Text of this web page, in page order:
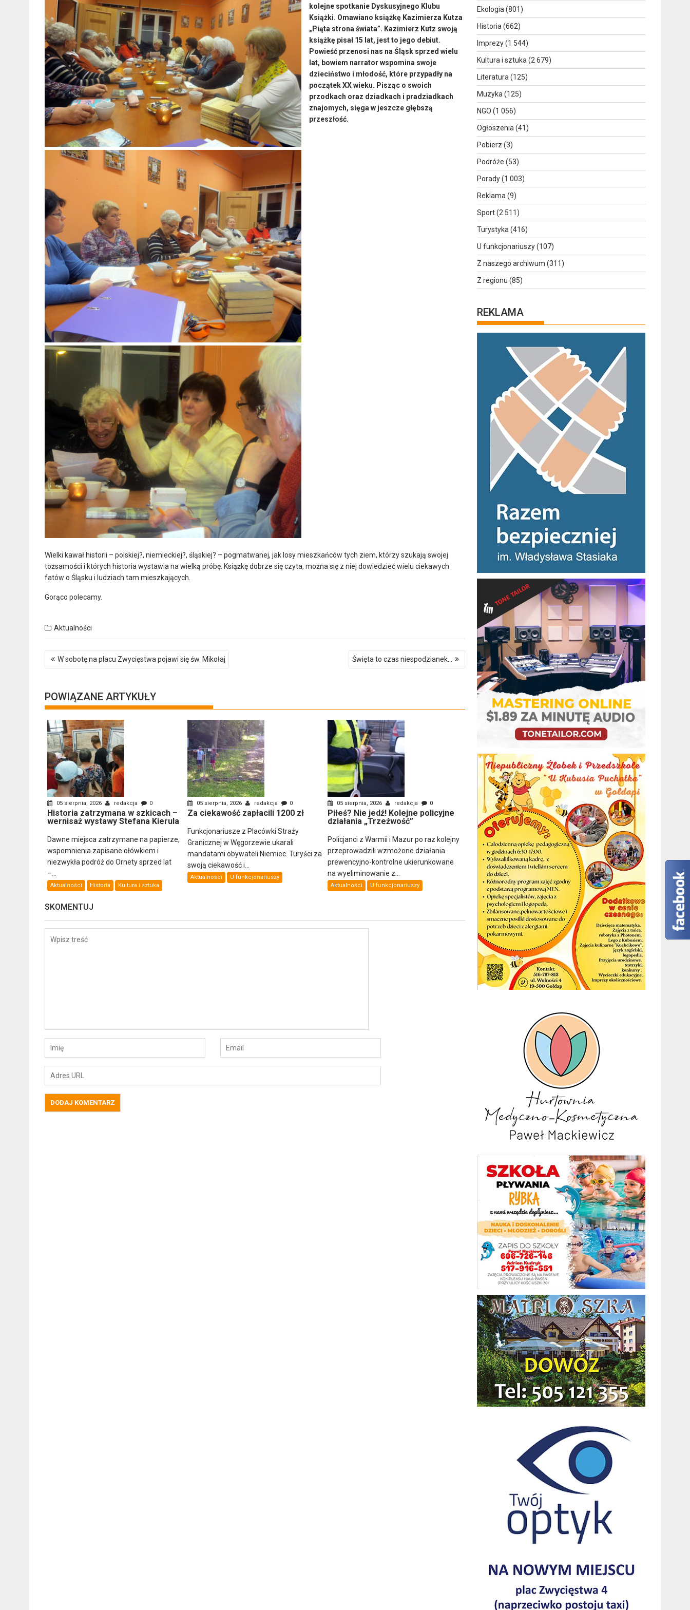
kolejne spotkanie Dyskusyjnego Klubu
Książki. Omawiano książkę Kazimierza Kutza
„Piąta strona świata”. Kazimierz Kutz swoją
książkę pisał 15 lat, jest to jego debiut.
Powieść przenosi nas na Śląsk sprzed wielu
lat, bowiem narrator wspomina swoje
dzieciństwo i młodość, które przypadły na
początek XX wieku. Pisząc o swoich
przodkach oraz dziadkach i pradziadkach
znajomych, sięga w jeszcze głębszą
przeszłość.
Wielki kawał historii – polskiej?, niemieckiej?, śląskiej? – pogmatwanej, jak losy mieszkańców tych ziem, którzy szukają swojej
tożsamości i których historia wystawia na wielką próbę. Książkę dobrze się czyta, można się z niej dowiedzieć wielu ciekawych
fatów o Śląsku i ludziach tam mieszkających.
Gorąco polecamy.
Aktualności
Nawigacja
wpisu
W sobotę na placu Zwycięstwa pojawi się św. Mikołaj Święta to czas niespodzianek…
POWIĄZANE ARTYKUŁY
05 sierpnia, 2026 redakcja 0
Historia zatrzymana w szkicach –
wernisaż wystawy Stefana Kierula
Dawne miejsca zatrzymane na papierze,
wspomnienia zapisane ołówkiem i
niezwykła podróż do Ornety sprzed lat
–...
Aktualności Historia Kultura i sztuka
05 sierpnia, 2026 redakcja 0
Za ciekawość zapłacili 1200 zł
Funkcjonariusze z Placówki Straży
Granicznej w Węgorzewie ukarali
mandatami obywateli Niemiec. Turyści za
swoją ciekawość i...
Aktualności U funkcjonariuszy
05 sierpnia, 2026 redakcja 0
Piłeś? Nie jedź! Kolejne policyjne
działania „Trzeźwość”
Policjanci z Warmii i Mazur po raz kolejny
przeprowadzili wzmożone działania
prewencyjno-kontrolne ukierunkowane
na wyeliminowanie z...
Aktualności U funkcjonariuszy
SKOMENTUJ
Ekologia (801)
Historia (662)
Imprezy(1 544)
Kultura i sztuka (2 679)
Literatura (125)
Muzyka (125)
NGO (1 056)
Ogłoszenia (41)
Pobierz (3)
Podróże (53)
Porady(1 003)
Reklama (9)
Sport(2 511)
Turystyka (416)
U funkcjonariuszy(107)
Z naszego archiwum (311)
Z regionu (85)
REKLAMA